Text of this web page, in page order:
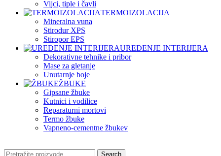
Vijci, tiple i čavli
TERMOIZOLACIJA
Mineralna vuna
Stirodur XPS
Stiropor EPS
UREĐENJE INTERIJERA
Dekorativne tehnike i pribor
Mase za gletanje
Unutarnje boje
ŽBUKE
Gipsane žbuke
Kutnici i vodilice
Reparaturni mortovi
Termo žbuke
Vapneno-cementne žbukev
Search